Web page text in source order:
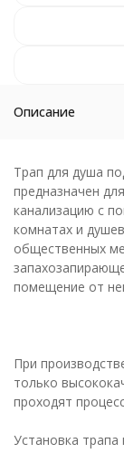
Описание
Трап для душа
предназначен
канализацию с
комнатах и
общественных
помещение от
При
только
проходят
Установка трапа